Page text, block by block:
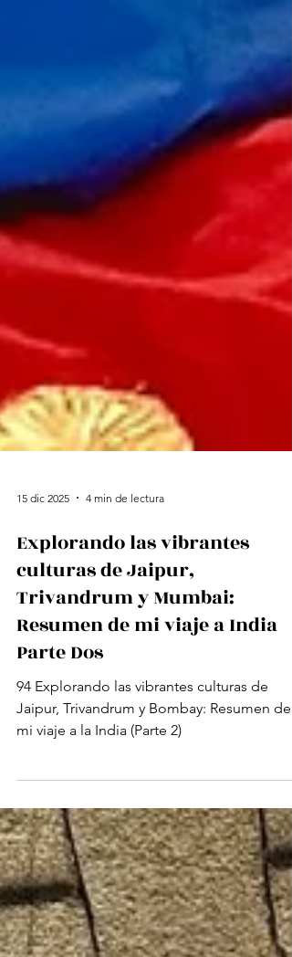
15 dic 2025 4 min de lectura
Explorando las vibrantes
culturas de Jaipur,
Trivandrum y Mumbai:
Resumen de mi viaje a India
Parte Dos
94 Explorando las vibrantes culturas de